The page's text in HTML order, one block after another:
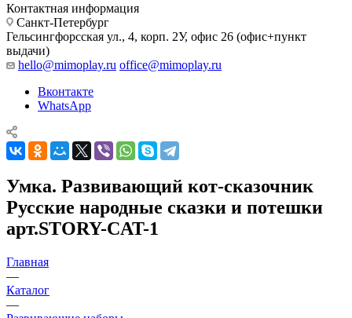
Контактная информация
Санкт-Петербург
Гельсингфорсская ул., 4, корп. 2У, офис 26 (офис+пункт
выдачи)
hello@mimoplay.ru office@mimoplay.ru
Вконтакте
WhatsApp
Умка. Развивающий кот-сказочник
Русские народные сказки и потешки
арт.STORY-CAT-1
Главная
—
Каталог
—